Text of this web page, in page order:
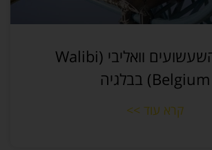
פארק השעשועים וואליבי (Walibi
Belgium) בבלגיה
קרא עוד >>